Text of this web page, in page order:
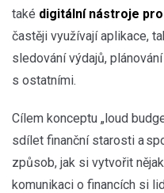
také digitální nástroje
častěji využívají aplikace,
sledování výdajů,
s ostatními.
Cílem konceptu „loud
sdílet finanční starosti a
způsob, jak si vytvořit
komunikaci o financích si